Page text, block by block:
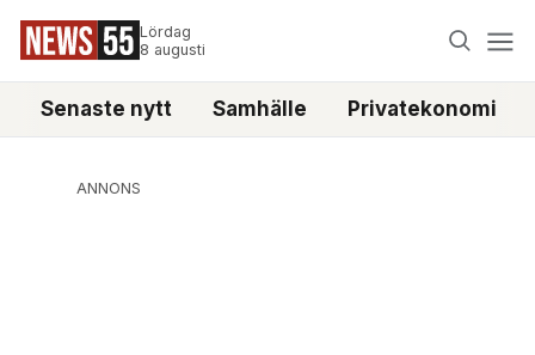
Lördag
8 augusti
Senaste nytt Samhälle Privatekonomi
ANNONS